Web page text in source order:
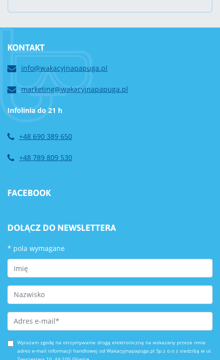
KONTAKT
info@wakacyjnapapuga.pl
marketing@wakacyjnapapuga.pl
Infolinia do 21 h
+48 690 389 650
+48 789 809 530
FACEBOOK
DOŁĄCZ DO NEWSLETTERA
* pola wymagane
First Name
Last Name
Email Address *
Wyrażam zgodę na otrzymywanie drogą elektroniczną na wskazany przeze mnie
adres e-mail informacji handlowej od Wakacyjnapapuga.pl Sp.z o.o z siedzibą w ul.